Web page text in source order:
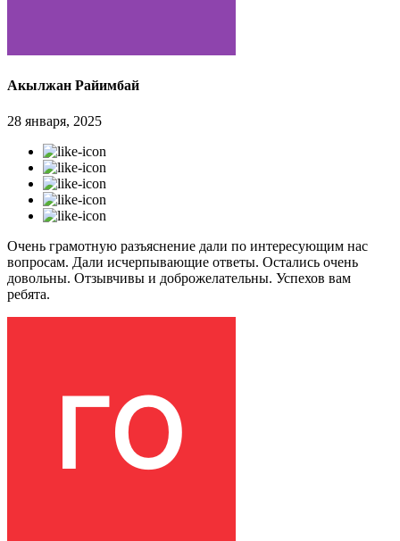
Акылжан Райимбай
28 января, 2025
Очень грамотную разъяснение дали по интересующим нас
вопросам. Дали исчерпывающие ответы. Остались очень
довольны. Отзывчивы и доброжелательны. Успехов вам
ребята.